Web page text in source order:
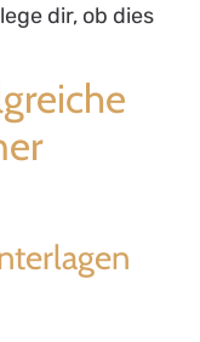
dir, ob dies